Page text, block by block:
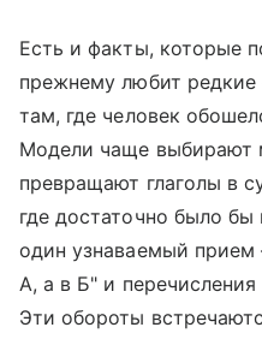
Есть и факты, которые
прежнему любит
там, где человек
Модели чаще выбирают
превращают глаголы в
где достаточно было
один узнаваемый
А, а в Б" и
Эти обороты